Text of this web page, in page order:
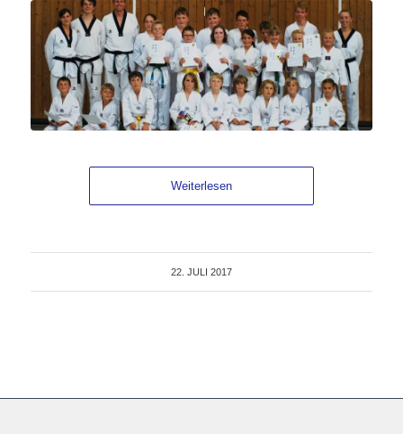
Weiterlesen
22. JULI 2017